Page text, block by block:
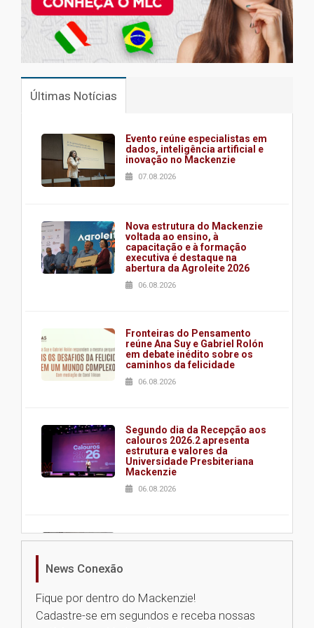
Últimas Notícias
Evento reúne especialistas em
dados, inteligência artificial e
inovação no Mackenzie
07.08.2026
Nova estrutura do Mackenzie
voltada ao ensino, à
capacitação e à formação
executiva é destaque na
abertura da Agroleite 2026
06.08.2026
Fronteiras do Pensamento
reúne Ana Suy e Gabriel Rolón
em debate inédito sobre os
caminhos da felicidade
06.08.2026
Segundo dia da Recepção aos
calouros 2026.2 apresenta
estrutura e valores da
Universidade Presbiteriana
Mackenzie
06.08.2026
Nova apresentação do Centro
Universidade Mackenzie
News Conexão
Fique por dentro do Mackenzie!
Cadastre-se em segundos e receba nossas